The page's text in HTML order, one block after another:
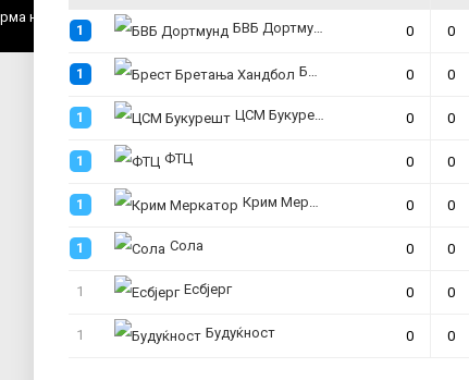
1 БВБ Дортмунд 0 0
1 Брест Бретања Хандбол 0 0
1 ЦСМ Букурешт 0 0
1 ФТЦ 0 0
1 Крим Меркатор 0 0
1 Сола 0 0
1 Есбјерг 0 0
1 Будуќност 0 0
на распространување, репродукција или комерцијална